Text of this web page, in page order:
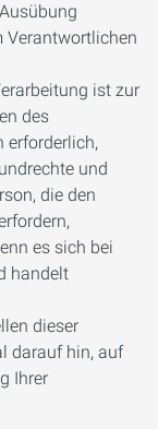
Verantwortlichen
ist zur
des
erforderlich,
und
die den
es sich bei
handelt
dieser
darauf hin, auf
Ihrer